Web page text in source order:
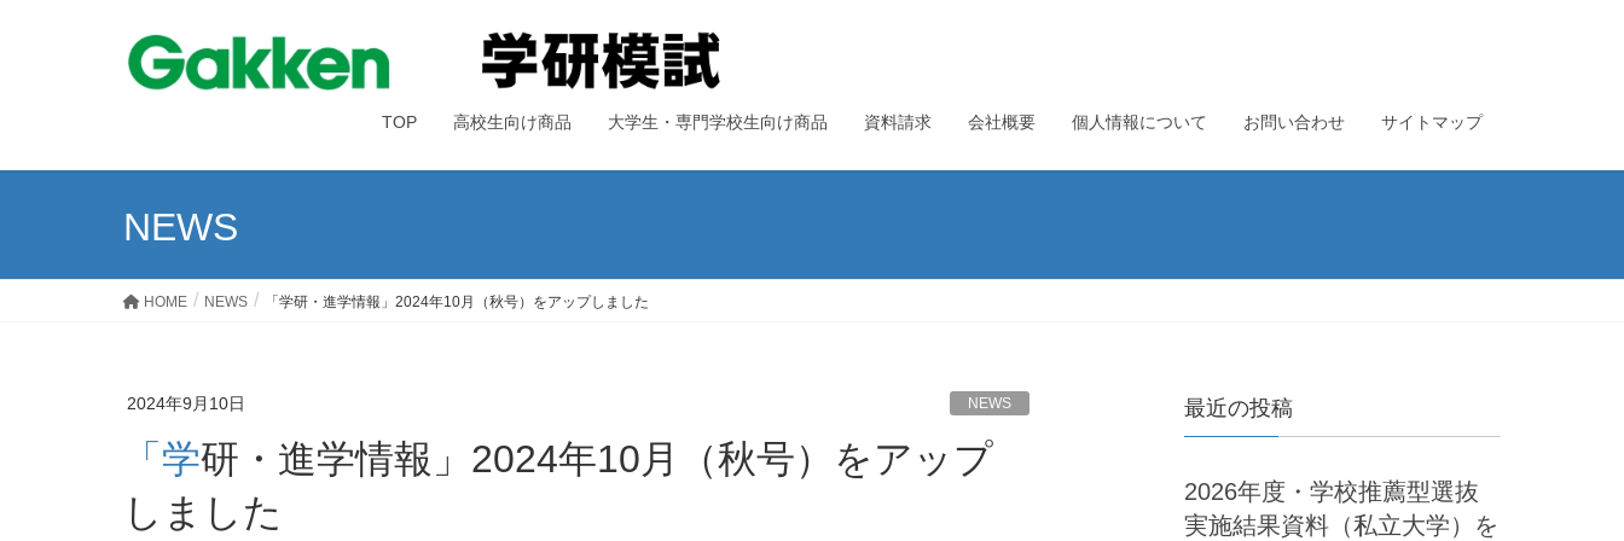
TOP 高校生向け商品 大学生・専門学校生向け商品 資料請求 会社概要 個人情報について お問い合わせ サイトマップ
NEWS
HOME NEWS 「学研・進学情報」2024年10月（秋号）をアップしました
2024年9月10日 NEWS
「学研・進学情報」2024年10月（秋号）をアップ
しました
最近の投稿
2026年度・学校推薦型選抜
実施結果資料（私立大学）を